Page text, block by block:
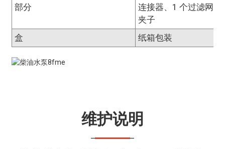
部分
连接器、1 个过滤网和
夹子
盒
纸箱包装
维护说明